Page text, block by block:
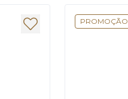
PROMOÇÃO